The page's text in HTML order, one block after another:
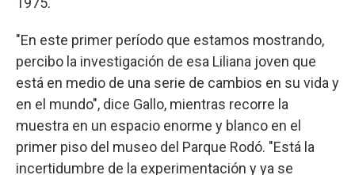
"En este primer período que estamos mostrando,
percibo la investigación de esa Liliana joven que
está en medio de una serie de cambios en su vida y
en el mundo", dice Gallo, mientras recorre la
muestra en un espacio enorme y blanco en el
primer piso del museo del Parque Rodó. "Está la
incertidumbre de la experimentación y ya se